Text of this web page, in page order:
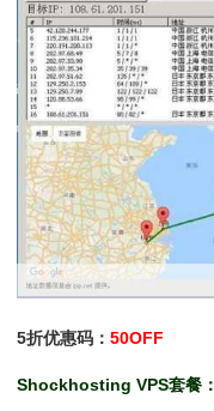
5折优惠码： 50OFF
Shockhosting VPS套餐：